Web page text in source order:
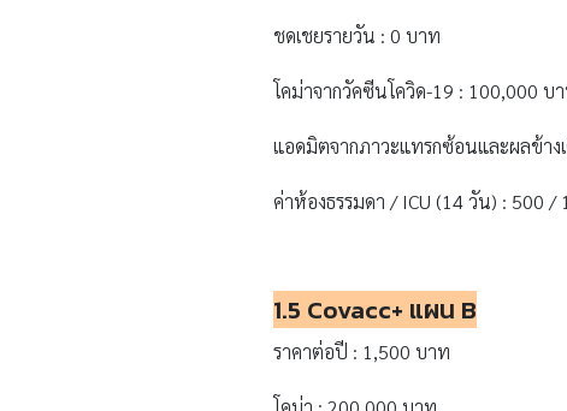
ชดเชยรายวัน : 0 บาท
โคม่าจากวัคซีนโควิด-19 : 100,000 บ
แอดมิตจากภาวะแทรกซ้อนและผลข้าง
ค่าห้องธรรมดา / ICU (14 วัน) : 500 /
1.5 Covacc+ แผน B
ราคาต่อปี : 1,500 บาท